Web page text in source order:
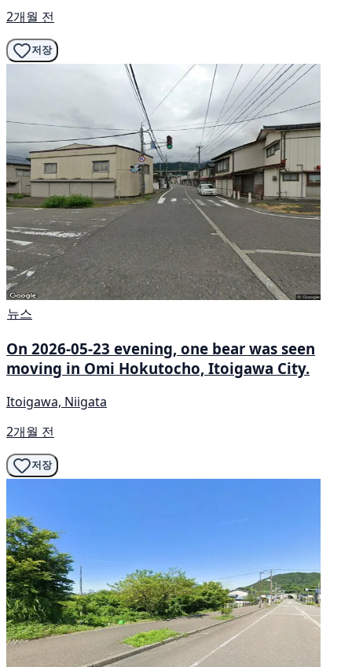
2개월 전
저장
뉴스
On 2026-05-23 evening, one bear was seen
moving in Omi Hokutocho, Itoigawa City.
Itoigawa, Niigata
2개월 전
저장